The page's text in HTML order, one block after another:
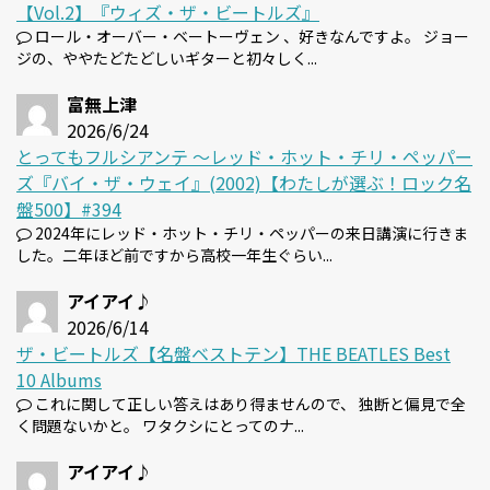
【Vol.2】『ウィズ・ザ・ビートルズ』
ロール・オーバー・ベートーヴェン 、好きなんですよ。 ジョー
ジの、ややたどたどしいギターと初々しく...
富無上津
2026/6/24
とってもフルシアンテ 〜レッド・ホット・チリ・ペッパー
ズ『バイ・ザ・ウェイ』(2002)【わたしが選ぶ！ロック名
盤500】#394
2024年にレッド・ホット・チリ・ペッパーの来日講演に行きま
した。二年ほど前ですから高校一年生ぐらい...
アイアイ♪
2026/6/14
ザ・ビートルズ【名盤ベストテン】THE BEATLES Best
10 Albums
これに関して正しい答えはあり得ませんので、 独断と偏見で全
く問題ないかと。 ワタクシにとってのナ...
アイアイ♪